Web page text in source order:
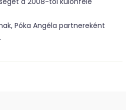
Póka Angéla partnereként